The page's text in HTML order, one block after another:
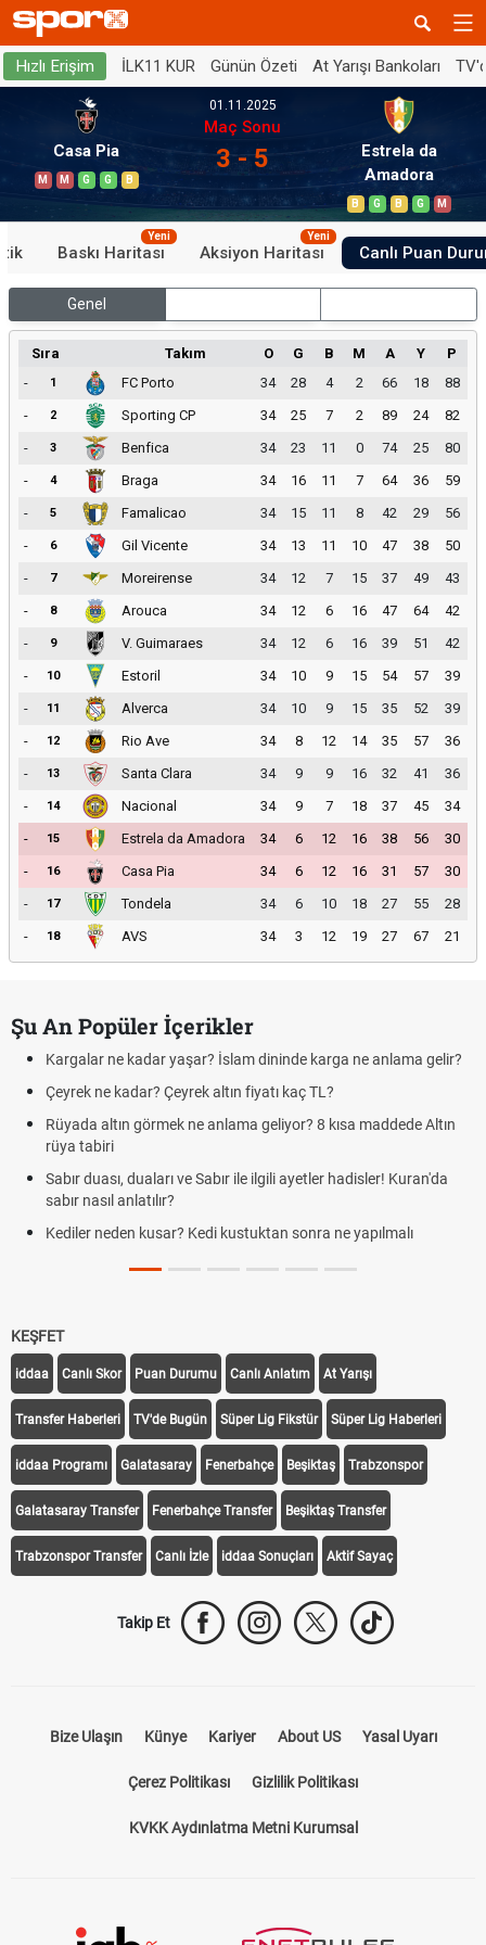
Hızlı Erişim İLK11 KUR Günün Özeti At Yarışı Bankoları
Casa Pia
M M G G B
01.11.2025
Maç Sonu
3 - 5
Estrela da
Amadora
B G B G M
Baskı Haritası
Yeni
Aksiyon Haritası
Yeni
Canlı Puan
Genel
Sıra Takım O G B M A Y
P
-
1 FC Porto 34 28 4 2 66 18
88
-
2 Sporting CP 34 25 7 2 89 24
82
-
3 Benfica 34 23 11 0 74 25
80
-
4 Braga 34 16 11 7 64 36
59
-
5 Famalicao 34 15 11 8 42 29
56
-
6 Gil Vicente 34 13 11 10 47 38
50
-
7 Moreirense 34 12 7 15 37 49
43
-
8 Arouca 34 12 6 16 47 64
42
-
9 V. Guimaraes 34 12 6 16 39 51
42
-
10 Estoril 34 10 9 15 54 57
39
-
11 Alverca 34 10 9 15 35 52
39
-
12 Rio Ave 34 8 12 14 35 57
36
-
13 Santa Clara 34 9 9 16 32 41
36
-
14 Nacional 34 9 7 18 37 45
34
-
15 Estrela da Amadora 34 6 12 16 38 56
30
-
16 Casa Pia 34 6 12 16 31 57
30
-
17 Tondela 34 6 10 18 27 55
28
-
18 AVS 34 3 12 19 27 67 21
Şu An Popüler İçerikler
Kargalar ne kadar yaşar? İslam dininde karga ne anlama gelir?
Çeyrek ne kadar? Çeyrek altın fiyatı kaç TL?
Rüyada altın görmek ne anlama geliyor? 8 kısa maddede Altın
rüya tabiri
Sabır duası, duaları ve Sabır ile ilgili ayetler hadisler! Kuran'da
sabır nasıl anlatılır?
Kediler neden kusar? Kedi kustuktan sonra ne yapılmalı
KEŞFET
iddaa Canlı Skor Puan Durumu Canlı Anlatım At Yarışı
Transfer Haberleri TV'de Bugün Süper Lig Fikstür Süper Lig Haberleri
iddaa Programı Galatasaray Fenerbahçe Beşiktaş Trabzonspor
Galatasaray Transfer Fenerbahçe Transfer Beşiktaş Transfer
Trabzonspor Transfer Canlı İzle iddaa Sonuçları Aktif Sayaç
Takip Et
Bize Ulaşın Künye Kariyer About US Yasal Uyarı
Çerez Politikası Gizlilik Politikası
KVKK Aydınlatma Metni Kurumsal